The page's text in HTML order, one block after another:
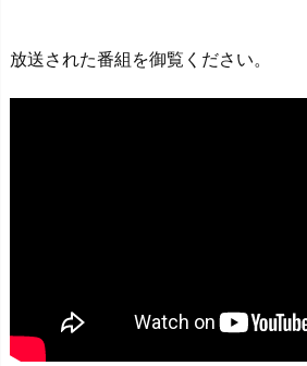
放送された番組を御覧ください。